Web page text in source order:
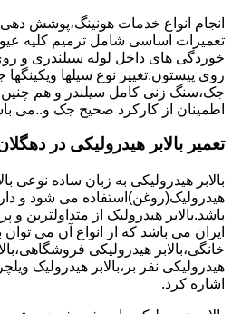
انجام انواع خدمات هونینگ،پوشش
تعمیرات اساسی شامل ترمیم کلیه
خوردگی های داخل لوله سیلندری و
روی پیستون.تغییر نوع سیلها وپکینگها
جک،سنگ زنی کامل سیلندر و هم
اطمینان از کارکرد صحیح جک و..می
تعمیر بالابر هیدرولیکی در
بالابر هیدرولیکی به زبان ساده نوعی
هیدرولیک(روغن)استفاده می شود و
باشد.بالابر هیدرولیک از متداولترین و
ایران می باشد که از انواع آن می توان
خانگی،بالابر هیدرولیکی
هیدرولیکی نفر بر،بالابر هیدرولیک
اشاره کرد.